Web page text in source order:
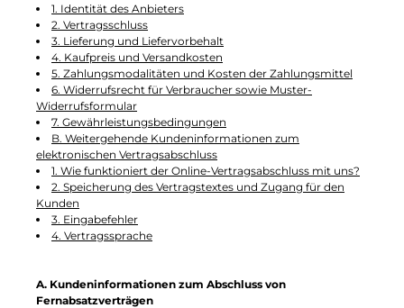
1. Identität des Anbieters
2. Vertragsschluss
3. Lieferung und Liefervorbehalt
4. Kaufpreis und Versandkosten
5. Zahlungsmodalitäten und Kosten der Zahlungsmittel
6. Widerrufsrecht für Verbraucher sowie Muster-
Widerrufsformular
7. Gewährleistungsbedingungen
B. Weitergehende Kundeninformationen zum
elektronischen Vertragsabschluss
1. Wie funktioniert der Online-Vertragsabschluss mit uns?
2. Speicherung des Vertragstextes und Zugang für den
Kunden
3. Eingabefehler
4. Vertragssprache
A. Kundeninformationen zum Abschluss von
Fernabsatzverträgen